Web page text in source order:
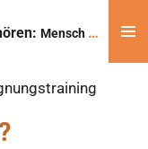
Mensch lernt -